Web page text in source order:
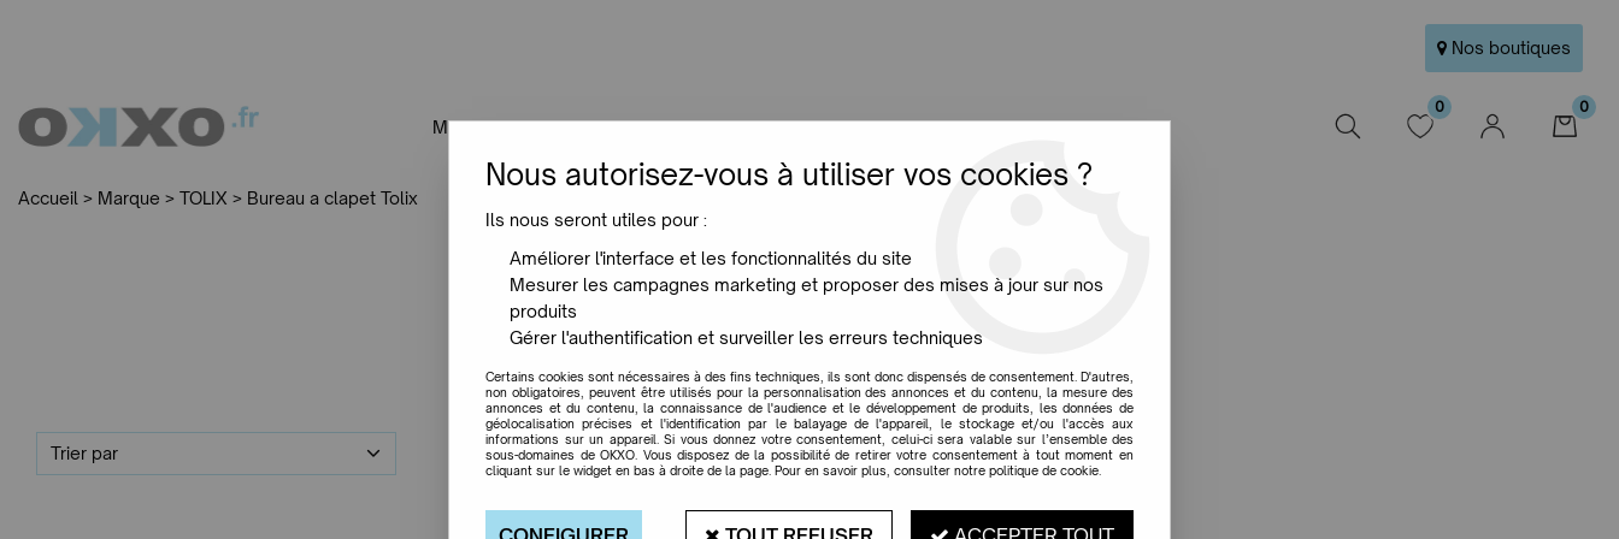
Nos boutiques
MOBILIER LUMINAIRES JARDIN MAISON PROMO NEW
0 0
Accueil > Marque > TOLIX > Bureau a clapet Tolix
Bureau a clapet Tolix
Trier par
Nous autorisez-vous à utiliser vos cookies ?
Ils nous seront utiles pour :
Améliorer l'interface et les fonctionnalités du site
Mesurer les campagnes marketing et proposer des mises à jour sur nos
produits
Gérer l'authentification et surveiller les erreurs techniques
Certains cookies sont nécessaires à des fins techniques, ils sont donc dispensés de consentement. D'autres,
non obligatoires, peuvent être utilisés pour la personnalisation des annonces et du contenu, la mesure des
annonces et du contenu, la connaissance de l'audience et le développement de produits, les données de
géolocalisation précises et l'identification par le balayage de l'appareil, le stockage et/ou l'accès aux
informations sur un appareil. Si vous donnez votre consentement, celui-ci sera valable sur l’ensemble des
sous-domaines de OKXO. Vous disposez de la possibilité de retirer votre consentement à tout moment en
cliquant sur le widget en bas à droite de la page. Pour en savoir plus, consulter notre politique de cookie.